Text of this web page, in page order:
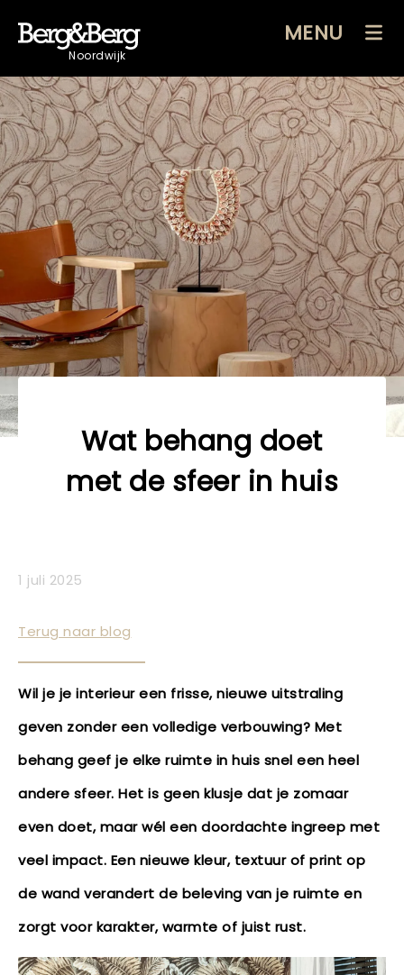
Noordwijk
MENU
Wat behang doet
met de sfeer in huis
1 juli 2025
Terug naar blog
Wil je je interieur een frisse, nieuwe uitstraling
geven zonder een volledige verbouwing? Met
behang geef je elke ruimte in huis snel een heel
andere sfeer. Het is geen klusje dat je zomaar
even doet, maar wél een doordachte ingreep met
veel impact. Een nieuwe kleur, textuur of print op
de wand verandert de beleving van je ruimte en
zorgt voor karakter, warmte of juist rust.